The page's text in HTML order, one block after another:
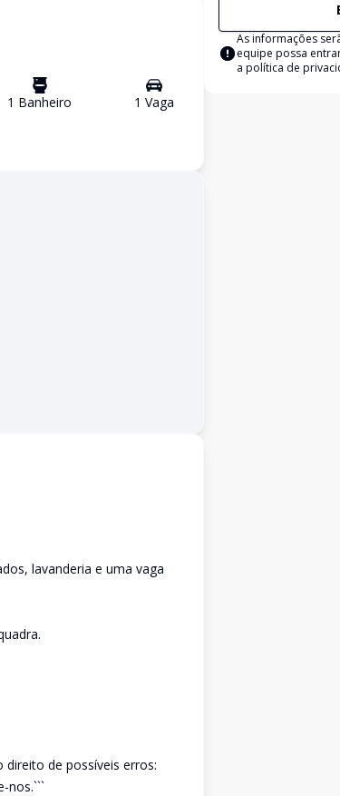
1 Banheiro 1 Vaga
lavanderia e uma vaga
de possíveis erros:
nos.```
As informações
equipe possa
a política de